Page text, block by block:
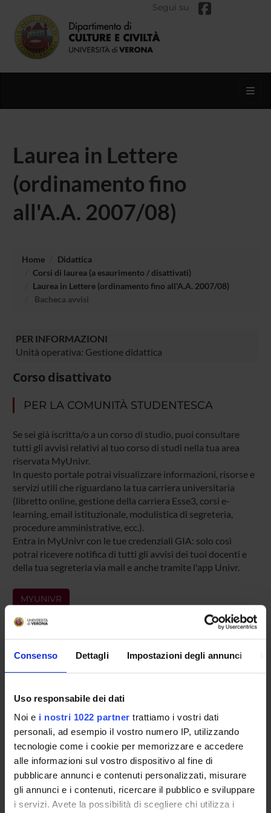
Consenso Dettagli Impostazioni degli annunci
Uso responsabile dei dati
Noi e i nostri 1022 partner trattiamo i vostri dati
personali, ad esempio il vostro numero IP, utilizzando
tecnologie come i cookie per memorizzare e accedere
alle informazioni sul vostro dispositivo al fine di
pubblicare annunci e contenuti personalizzati, misurare
gli annunci e i contenuti, ricercare il pubblico e sviluppare
i servizi. Avete la possibilità di scegliere chi utilizza i
Segui su
Laurea in Lettere
(ordinamento fino
all'A.A. 2007/08)
Home
Didattica
Corsi di laurea (a esaurimento / disattivati)
Laurea in Lettere (ordinamento fino all'A.A. 2007/08)
Bacheca avvisi
PER INFORMAZIONI
Unità operativa: Gestione didattica
Corso disattivato
PER LA COMUNITÀ STUDENTESCA
Se sei già iscritta/o a un corso di studio, puoi consultare
tutti gli avvisi relativi al tuo corso di studi nella tua area
riservata MyUnivr.
In questo portale potrai visualizzare informazioni, risorse e
servizi utili che riguardano la tua carriera universitaria
(libretto online, gestione della carriera Esse3, corsi e-
learning, email istituzionale, modulistica di segreteria,
procedure amministrative, ecc.).
Entra in MyUnivr con le tue credenziali GIA: solo così
potrai ricevere notifica di tutti gli avvisi dei tuoi docenti e
della tua segreteria via mail e anche tramite l'app Univr.
MYUNIVR
Presentazione
Conoscenze iniziali - Saperi Minimi (OFA)
Insegnamenti
Calendario didattico
Orario lezioni
Piani didattici
Calendario esami
Bacheca avvisi
Proposte tesi e stage